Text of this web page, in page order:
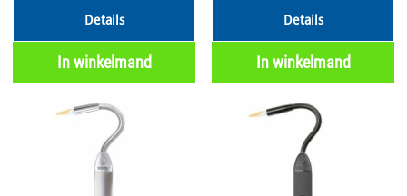
Details
In winkelmand
Details
In winkelmand